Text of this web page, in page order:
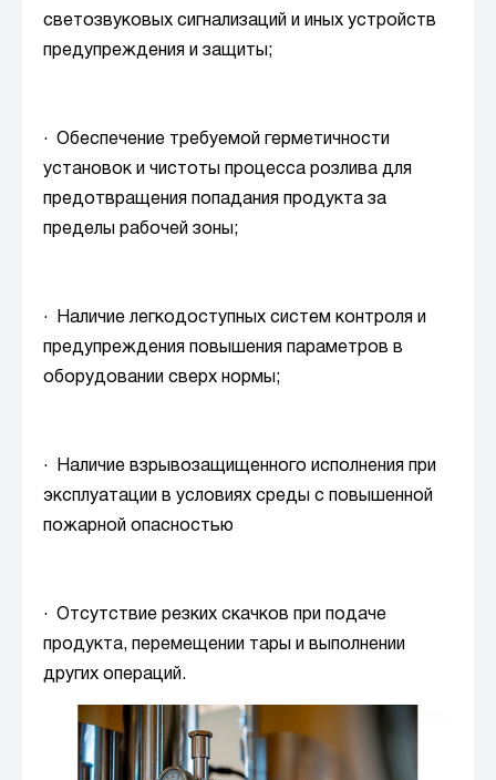
светозвуковых сигнализаций и иных устройств
предупреждения и защиты;
· Обеспечение требуемой герметичности
установок и чистоты процесса розлива для
предотвращения попадания продукта за
пределы рабочей зоны;
· Наличие легкодоступных систем контроля и
предупреждения повышения параметров в
оборудовании сверх нормы;
· Наличие взрывозащищенного исполнения при
эксплуатации в условиях среды с повышенной
пожарной опасностью
· Отсутствие резких скачков при подаче
продукта, перемещении тары и выполнении
других операций.